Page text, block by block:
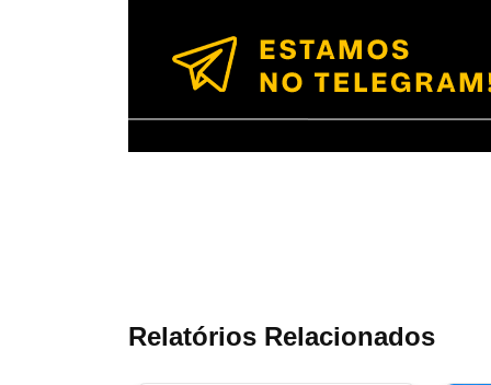
Relatórios Relacionados